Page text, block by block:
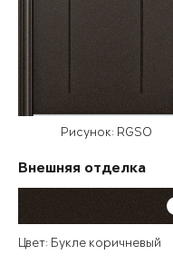
Рисунок: RGSO
Внешняя отделка
Цвет: Букле коричневый